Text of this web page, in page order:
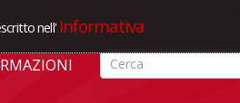
nell' Informativa